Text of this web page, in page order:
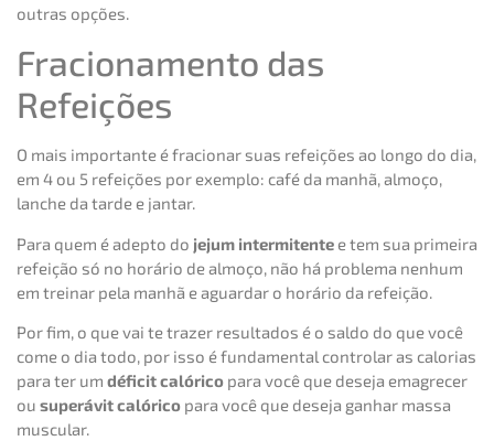
outras opções.
Fracionamento das
Refeições
O mais importante é fracionar suas refeições ao longo do dia,
em 4 ou 5 refeições por exemplo: café da manhã, almoço,
lanche da tarde e jantar.
Para quem é adepto do jejum intermitente e tem sua primeira
refeição só no horário de almoço, não há problema nenhum
em treinar pela manhã e aguardar o horário da refeição.
Por fim, o que vai te trazer resultados é o saldo do que você
come o dia todo, por isso é fundamental controlar as calorias
para ter um déficit calórico para você que deseja emagrecer
ou superávit calórico para você que deseja ganhar massa
muscular.